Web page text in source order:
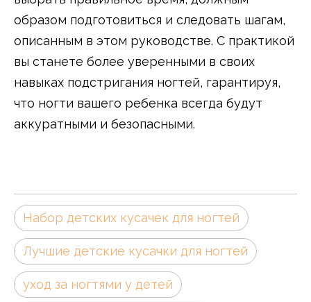
образом подготовиться и следовать шагам,
описанным в этом руководстве. С практикой
вы станете более уверенными в своих
навыках подстригания ногтей, гарантируя,
что ногти вашего ребенка всегда будут
аккуратными и безопасными.
Набор детских кусачек для ногтей
Лучшие детские кусачки для ногтей
уход за ногтями у детей